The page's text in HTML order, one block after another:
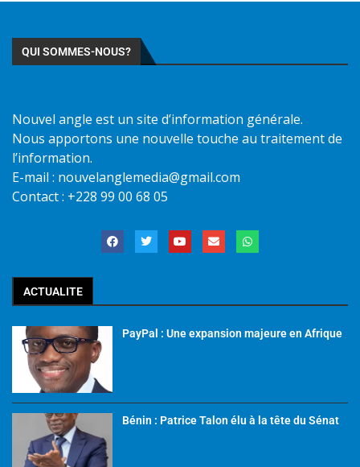
QUI SOMMES-NOUS?
Nouvel angle est un site d’information générale.
Nous apportons une nouvelle touche au traitement de
l’information.
E-mail : nouvelanglemedia@gmail.com
Contact : +228 99 00 68 05
ACTUALITE
PayPal : Une expansion majeure en Afrique
Bénin : Patrice Talon élu à la tête du Sénat